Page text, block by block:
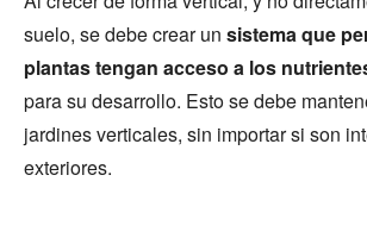
suelo, se debe crear un sistema que
plantas tengan acceso a los
para su desarrollo. Esto se debe
jardines verticales, sin importar si son
exteriores.